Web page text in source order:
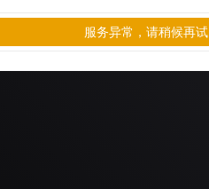
服务异常，请稍候再试